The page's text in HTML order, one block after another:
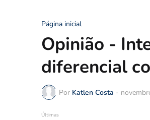
Página inicial
Opinião -
diferencial
Por Katlen Costa -
Últimas